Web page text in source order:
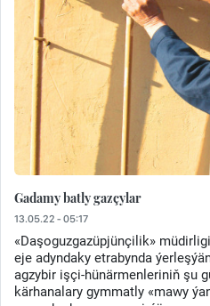
Gadamy batly gazçylar
13.05.22 - 05:17
«Daşoguzgazüpjünçilik»
eje adyndaky etrabynda
agzybir işçi-hünärmenleriniň şu
kärhanalary gymmatly «mawy